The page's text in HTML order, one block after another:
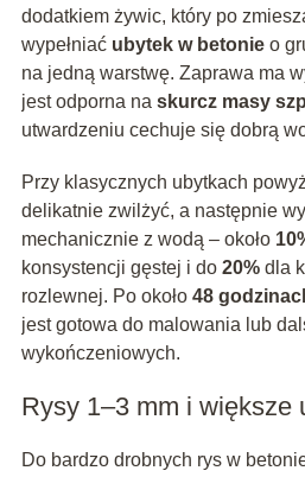
dodatkiem żywic, który po
wypełniać ubytek w betonieo
na jedną warstwę. Zaprawa ma
jest odporna na skurcz masy
utwardzeniu cechuje się dobrą
Przy klasycznych ubytkach
delikatnie zwilżyć, a następnie
mechanicznie z wodą – około
konsystencji gęstej i do 20%dla
rozlewnej. Po około 48
jest gotowa do malowania lub
wykończeniowych.
Rysy 1–3 mm i większe
Do bardzo drobnych rys w